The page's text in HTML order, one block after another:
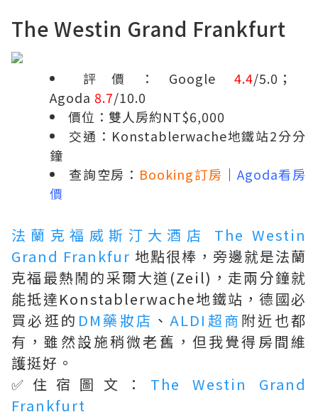
The Westin Grand Frankfurt
評價：Google 4.4/5.0；
Agoda 8.7/10.0
價位：雙人房約NT$6,000
交通：Konstablerwache地鐵站2分分
鐘
查詢空房： Booking訂房 ｜Agoda看房
價
法蘭克福威斯汀大酒店 The Westin
Grand Frankfur 地點很棒，旁邊就是法蘭
克福最熱鬧的采爾大道(Zeil)，走兩分鐘就
能抵達Konstablerwache地鐵站，德國必
買必逛的 DM藥妝店 、ALDI超商 附近也都
有，雖然設施稍微老舊，但我覺得房間維
護挺好。
✅住宿圖文： The Westin Grand
Frankfurt